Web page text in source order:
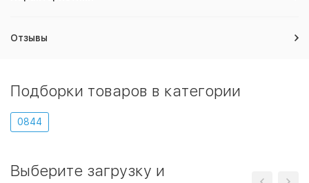
Отзывы
Подборки товаров в категории
0844
Выберите загрузку и